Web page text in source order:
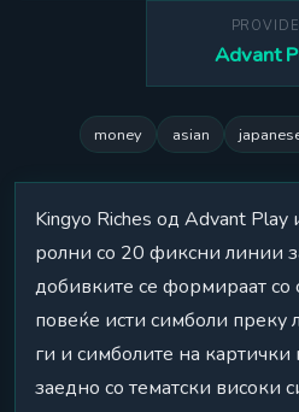
Advant
money asian
Kingyo Riches од Advant
ролни со 20 фиксни линии
добивките се формираат со
повеќе исти симболи преку
ги и симболите на картички
заедно со тематски високи